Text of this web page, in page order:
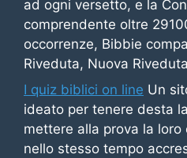
ad ogni versetto, e la
comprendente oltre
occorrenze, Bibbie
Riveduta, Nuova
I quiz biblici on line Un
ideato per tenere desta
mettere alla prova la
nello stesso tempo